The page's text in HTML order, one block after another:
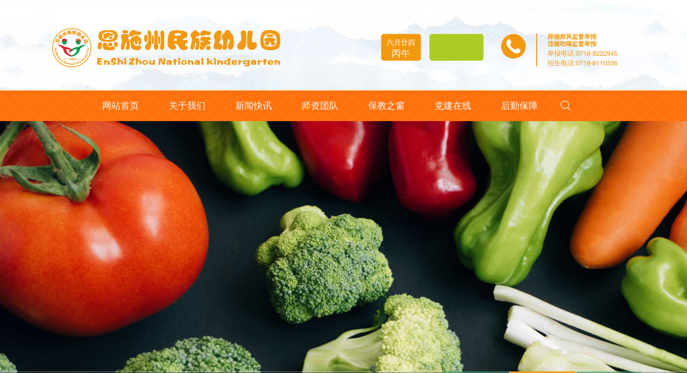
六月廿四
丙午
师德师风监督举报
违规吃喝监督举报
举报电话:0718-8222945
招生电话:0718-8110336
网站首页 关于我们 新闻快讯 师资团队 保教之窗 党建在线 后勤保障 